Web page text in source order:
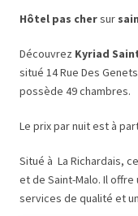
Hôtel pas chersur
Découvrez Kyriad
situé 14 Rue Des
possède 49 chambres.
Le prix par nuit est à
Situé à La Richardais,
et de Saint-Malo. Il
services de qualité et